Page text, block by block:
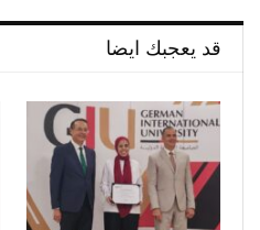
قد يعجبك ايضا